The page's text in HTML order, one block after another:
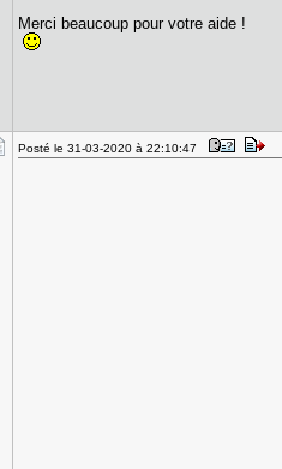
Merci beaucoup pour votre aide !
Posté le 31-03-2020 à 22:10:47